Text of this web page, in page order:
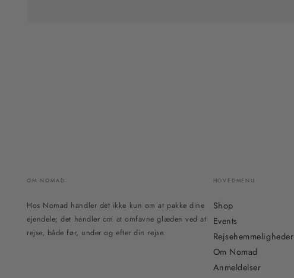
OM NOMAD
Hos Nomad handler det ikke kun om at pakke dine
ejendele; det handler om at omfavne glæden ved at
rejse, både før, under og efter din rejse.
HOVEDMENU
Shop
Events
Rejsehemmeligheder
Om Nomad
Anmeldelser